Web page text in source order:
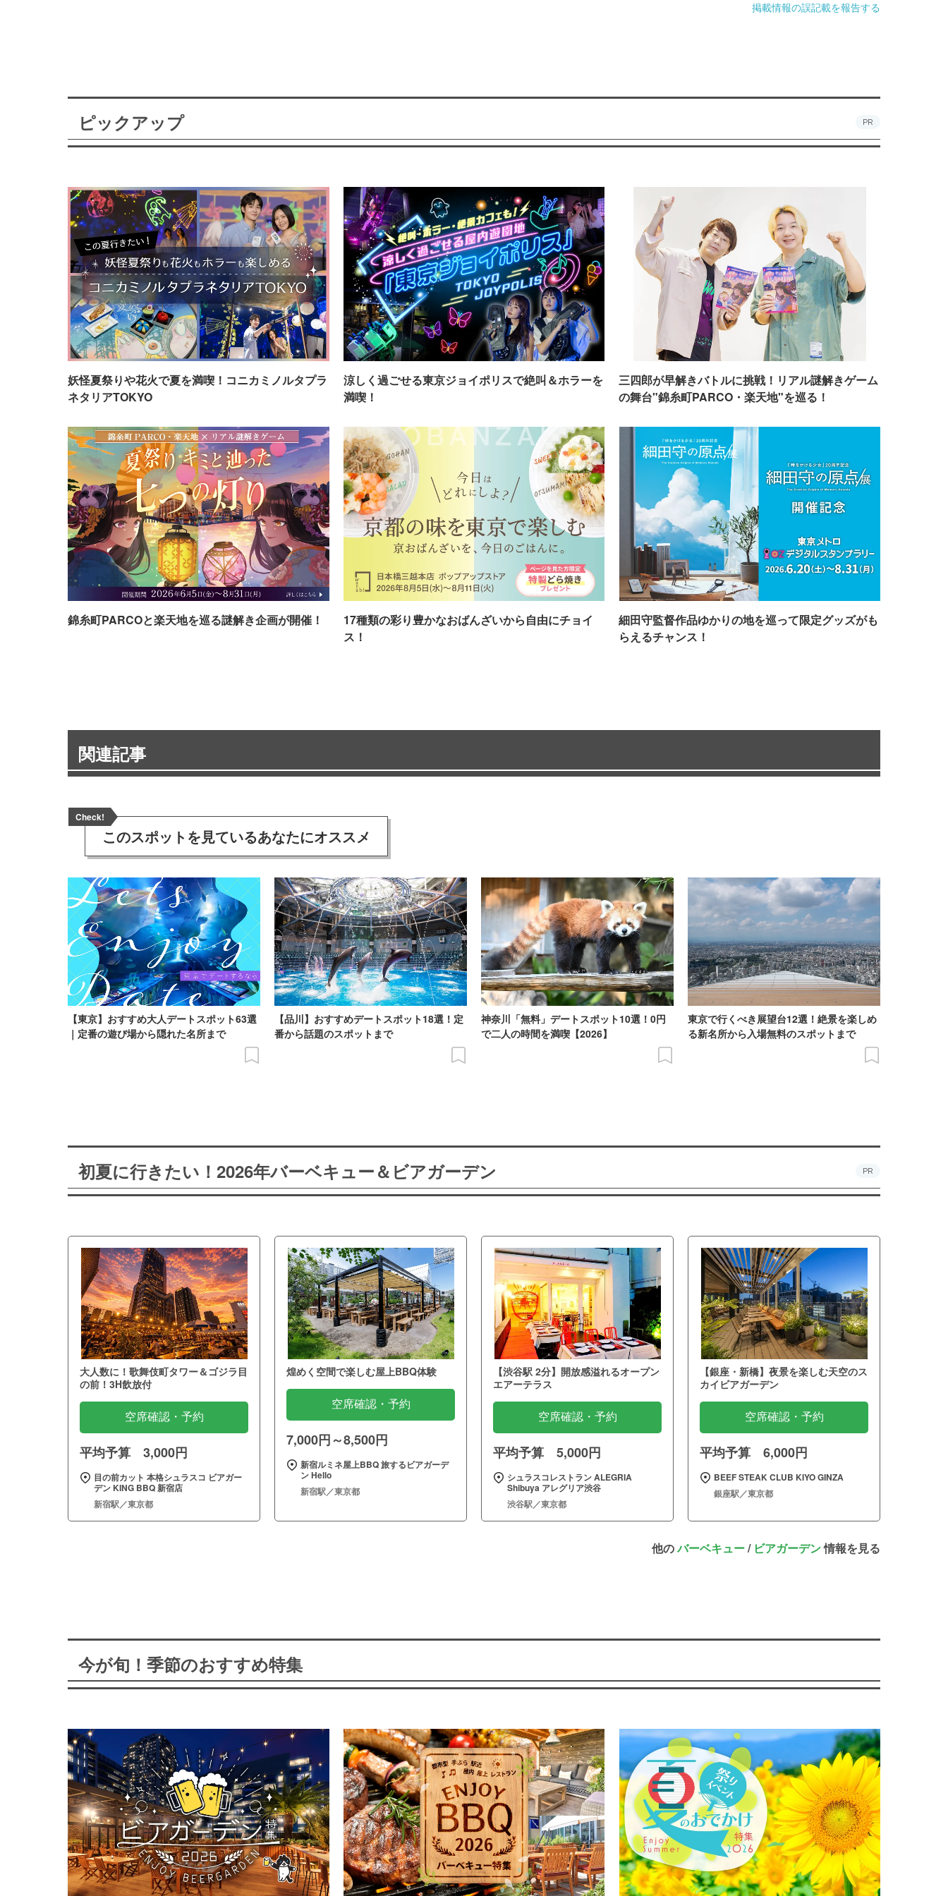
掲載情報の誤記載を報告する
ピックアップ PR
妖怪夏祭りや花火で夏を満喫！コニカミノルタプラ
ネタリアTOKYO
涼しく過ごせる東京ジョイポリスで絶叫＆ホラーを
満喫！
三四郎が早解きバトルに挑戦！リアル謎解きゲーム
の舞台"錦糸町PARCO・楽天地"を巡る！
錦糸町PARCOと楽天地を巡る謎解き企画が開催！
17種類の彩り豊かなおばんざいから自由にチョイ
ス！
細田守監督作品ゆかりの地を巡って限定グッズがも
らえるチャンス！
関連記事
Check!
このスポットを見ているあなたにオススメ
【東京】おすすめ大人デートスポット63選
｜定番の遊び場から隠れた名所まで
【品川】おすすめデートスポット18選！定
番から話題のスポットまで
神奈川「無料」デートスポット10選！0円
で二人の時間を満喫【2026】
東京で行くべき展望台12選！絶景を楽しめ
る新名所から入場無料のスポットまで
初夏に行きたい！2026年バーベキュー＆ビアガーデン PR
大人数に！歌舞伎町タワー＆ゴジラ目
の前！3H飲放付
空席確認・予約
平均予算 3,000円
目の前カット 本格シュラスコ ビアガー
デン KING BBQ 新宿店
新宿駅／東京都
煌めく空間で楽しむ屋上BBQ体験
空席確認・予約
7,000円～8,500円
新宿ルミネ屋上BBQ 旅するビアガーデ
ン Hello
新宿駅／東京都
【渋谷駅 2分】開放感溢れるオープン
エアーテラス
空席確認・予約
平均予算 5,000円
シュラスコレストラン ALEGRIA
Shibuya アレグリア渋谷
渋谷駅／東京都
【銀座・新橋】夜景を楽しむ天空のス
カイビアガーデン
空席確認・予約
平均予算 6,000円
BEEF STEAK CLUB KIYO GINZA
銀座駅／東京都
他のバーベキュー/ ビアガーデン情報を見る
今が旬！季節のおすすめ特集